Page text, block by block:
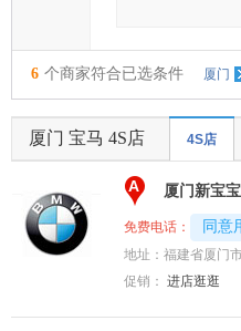
6 个商家符合已选条件 厦门
厦门 宝马 4S店 4S店
A 厦门新宝
免费电话： 同意
地址： 福建省厦门
促销： 进店逛逛